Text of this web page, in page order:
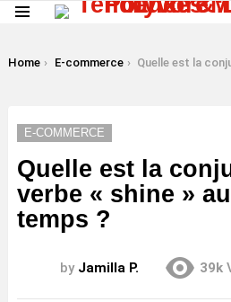
You are here:
Home E-commerce Quelle est la conjugaison du verbe « shine » au troisième
E-COMMERCE
Quelle est la
verbe « shine »
temps ?
by Jamilla P. 39k